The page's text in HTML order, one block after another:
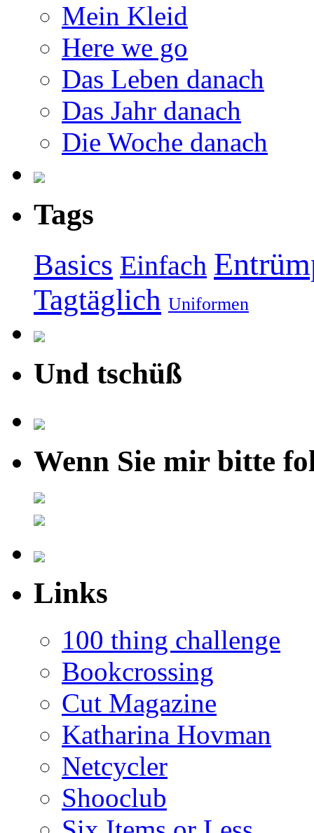
Mein Kleid
Here we go
Das Leben danach
Das Jahr danach
Die Woche danach
Tags
Basics Einfach
Tagtäglich Uniformen
Und tschüß
Wenn Sie mir bitte
Links
100 thing challenge
Bookcrossing
Cut Magazine
Katharina Hovman
Netcycler
Shooclub